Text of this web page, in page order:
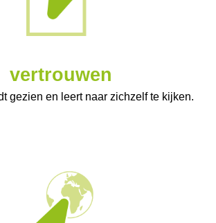
vertrouwen
gezien en leert naar zichzelf te kijken.